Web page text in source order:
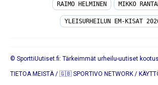
RAIMO HELMINEN MIKKO
YLEISURHEILUN EM-KISAT
© SporttiUutiset.fi: Tärkeimmät urheilu-uutiset
TIETOA MEISTÄ/ 🇬🇧 SPORTIVO NETWORK /